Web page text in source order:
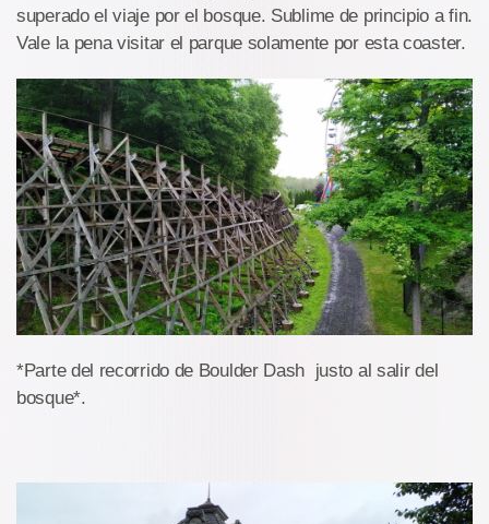
superado el viaje por el bosque. Sublime de principio a fin.
Vale la pena visitar el parque solamente por esta coaster.
*Parte del recorrido de Boulder Dash justo al salir del
bosque*.